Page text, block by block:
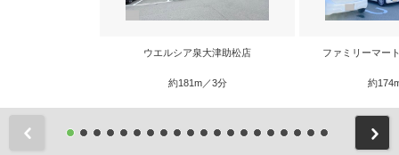
ウエルシア泉大津助松店
約181m／3分
ファミリーマー
約